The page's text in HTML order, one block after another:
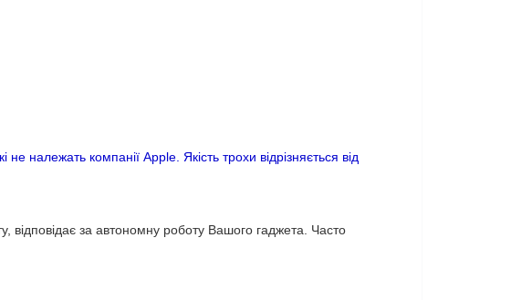
належать компанії Apple. Якість трохи відрізняється від
відповідає за автономну роботу Вашого гаджета. Часто